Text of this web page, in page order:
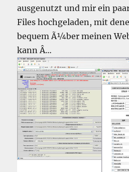
ausgenutzt und mir ein
Files hochgeladen, mit
bequem Ã¼ber meinen
kann Â…